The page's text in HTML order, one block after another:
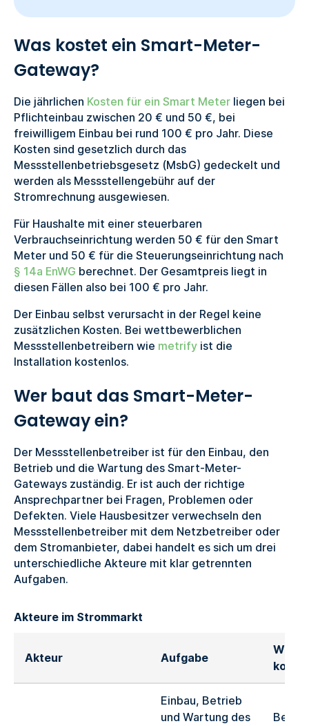
Was kostet ein Smart-Meter-
Gateway?
Die jährlichen Kosten für ein Smart Meterliegen bei
Pflichteinbau zwischen 20 € und 50 €, bei
freiwilligem Einbau bei rund 100 € pro Jahr. Diese
Kosten sind gesetzlich durch das
Messstellenbetriebsgesetz (MsbG) gedeckelt und
werden als Messstellengebühr auf der
Stromrechnung ausgewiesen.
Für Haushalte mit einer steuerbaren
Verbrauchseinrichtung werden 50 € für den Smart
Meter und 50 € für die Steuerungseinrichtung nach
§ 14a EnWG berechnet. Der Gesamtpreis liegt in
diesen Fällen also bei 100 € pro Jahr.
Der Einbau selbst verursacht in der Regel keine
zusätzlichen Kosten. Bei wettbewerblichen
Messstellenbetreibern wie metrifyist die
Installation kostenlos.
Wer baut das Smart-Meter-
Gateway ein?
Der Messstellenbetreiber ist für den Einbau, den
Betrieb und die Wartung des Smart-Meter-
Gateways zuständig. Er ist auch der richtige
Ansprechpartner bei Fragen, Problemen oder
Defekten. Viele Hausbesitzer verwechseln den
Messstellenbetreiber mit dem Netzbetreiber oder
dem Stromanbieter, dabei handelt es sich um drei
unterschiedliche Akteure mit klar getrennten
Aufgaben.
Akteure im Strommarkt
Akteur Aufgabe
Wann
Einbau, Betrieb
und Wartung des
Bei